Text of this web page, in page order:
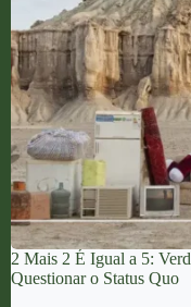
2 Mais 2 É Igual a 5:
Questionar o Status Quo